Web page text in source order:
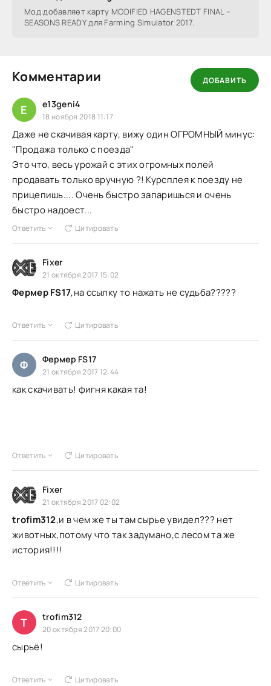
Мод добавляет карту MODIFIED HAGENSTEDT FINAL -
SEASONS READY для Farming Simulator 2017.
Комментарии ДОБАВИТЬ
E e13geni4
18 ноября 2018 11:17
Даже не скачивая карту, вижу один ОГРОМНЫЙ минус:
"Продажа только с поезда"
Это что, весь урожай с этих огромных полей
продавать только вручную ?! Курсплея к поезду не
прицепишь.... Очень быстро запаришься и очень
быстро надоест...
Ответить Цитировать
Fixer
21 октября 2017 15:02
Фермер FS17,на ссылку то нажать не судьба?????
Ответить Цитировать
Ф Фермер FS17
21 октября 2017 12:44
как скачивать! фигня какая та!
Ответить Цитировать
Fixer
21 октября 2017 02:02
trofim312,и в чем же ты там сырье увидел??? нет
животных,потому что так задумано,с лесом та же
история!!!!
Ответить Цитировать
T trofim312
20 октября 2017 20:00
сырьё!
Ответить Цитировать